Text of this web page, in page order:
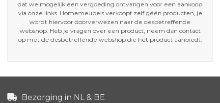
dat we mogelijk een vergoeding ontvangen voor een aankoop
via onze links. Homemeubels verkoopt zelf géén producten, je
wordt hiervoor doorverwezen naar de desbetreffende
webshop. Heb je vragen over een product, neem dan contact
op met de desbetreffende webshop die het product aanbiedt.
Bezorging in NL & BE